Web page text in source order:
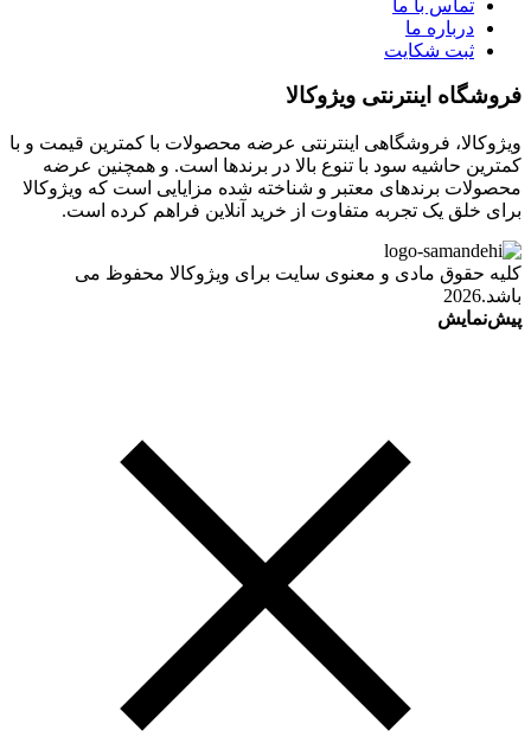
تماس با ما
درباره ما
ثبت شکایت
فروشگاه اینترنتی ویژوکالا
ویژوکالا، فروشگاهی اینترنتی عرضه محصولات با کمترین قیمت و با
کمترین حاشیه سود با تنوع بالا در برندها است. و همچنین عرضه
محصولات برندهای معتبر و شناخته شده مزایایی است که ویژوکالا
برای خلق یک تجربه متفاوت از خرید آنلاین فراهم کرده است.
کلیه حقوق مادی و معنوی سایت برای ویژوکالا محفوظ می
باشد.2026
پیش‌نمایش